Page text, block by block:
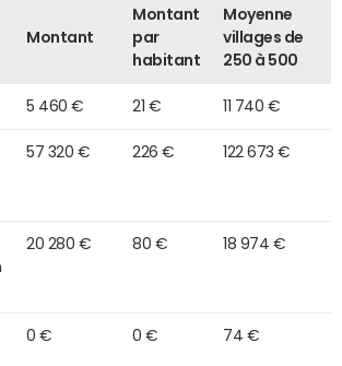
Montant
Montant
par
habitant
Moyenne
villages de
250 à 500
5 460 € 21 € 11 740 €
57 320 € 226 € 122 673 €
20 280 € 80 € 18 974 €
0 € 0 € 74 €